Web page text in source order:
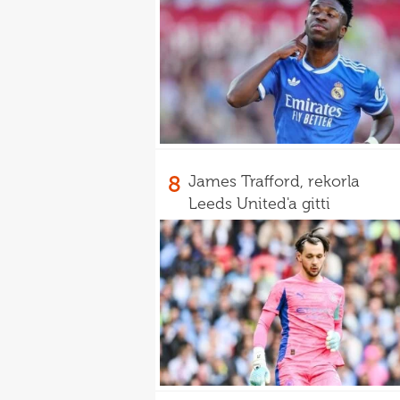
8 James Trafford, rekorla
Leeds United'a gitti